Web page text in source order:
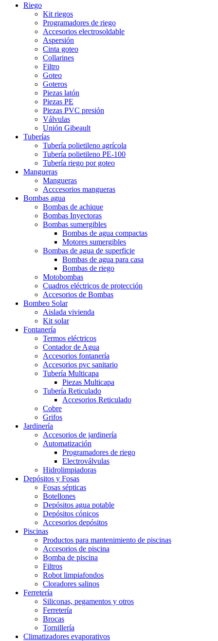
Riego
Kit riegos
Programadores de riego
Accesorios electrosoldable
Aspersión
Cinta goteo
Collarines
Filtro
Goteo
Goteros
Piezas latón
Piezas PE
Piezas PVC presión
Válvulas
Unión Gibeault
Tuberías
Tubería polietileno agrícola
Tubería polietileno PE-100
Tubería riego por goteo
Mangueras
Mangueras
Acccesorios mangueras
Bombas agua
Bombas de achique
Bombas Inyectoras
Bombas sumergibles
Bombas de agua compactas
Motores sumergibles
Bombas de agua de superficie
Bombas de agua para casa
Bombas de riego
Motobombas
Cuadros eléctricos de protección
Accesorios de Bombas
Bombeo Solar
Aislada vivienda
Kit solar
Fontanería
Termos eléctricos
Contador de Agua
Accesorios fontanería
Accesorios pvc sanitario
Tubería Multicapa
Piezas Multicapa
Tubería Reticulado
Accesorios Reticulado
Cobre
Grifos
Jardinería
Accesorios de jardinería
Automatización
Programadores de riego
Electroválvulas
Hidrolimpiadoras
Depósitos y Fosas
Fosas sépticas
Botellones
Depósitos agua potable
Depósitos cónicos
Accesorios depósitos
Piscinas
Productos para mantenimiento de piscinas
Accesorios de piscina
Bomba de piscina
Filtros
Robot limpiafondos
Cloradores salinos
Ferretería
Siliconas, pegamentos y otros
Ferretería
Brocas
Tornillería
Climatizadores evaporativos